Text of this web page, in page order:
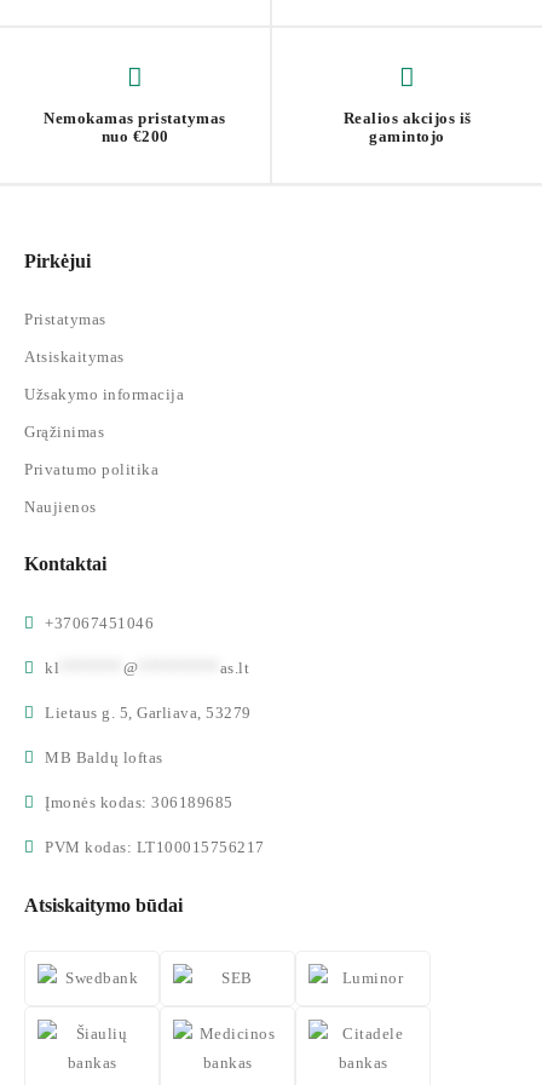
Nemokamas pristatymas
nuo €200
Realios akcijos iš
gamintojo
Pirkėjui
Pristatymas
Atsiskaitymas
Užsakymo informacija
Grąžinimas
Privatumo politika
Naujienos
Kontaktai
+37067451046
kl @ as.lt
Lietaus g. 5, Garliava, 53279
MB Baldų loftas
Įmonės kodas: 306189685
PVM kodas: LT100015756217
Atsiskaitymo būdai